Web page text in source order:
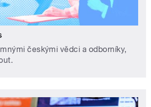
českými vědci a odborníky,